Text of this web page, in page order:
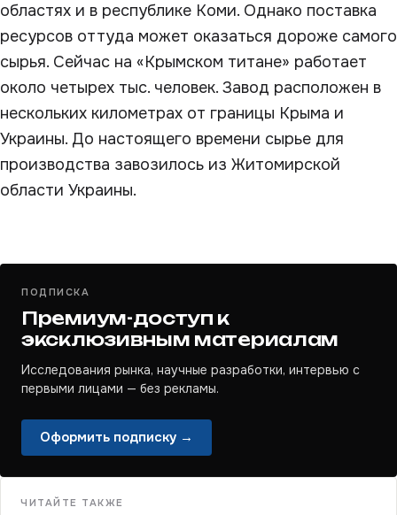
областях и в республике Коми. Однако поставка
ресурсов оттуда может оказаться дороже самого
сырья. Сейчас на «Крымском титане» работает
около четырех тыс. человек. Завод расположен в
нескольких километрах от границы Крыма и
Украины. До настоящего времени сырье для
производства завозилось из Житомирской
области Украины.
ПОДПИСКА
Премиум-доступ к
эксклюзивным материалам
Исследования рынка, научные разработки, интервью с
первыми лицами — без рекламы.
Оформить подписку →
ЧИТАЙТЕ ТАКЖЕ